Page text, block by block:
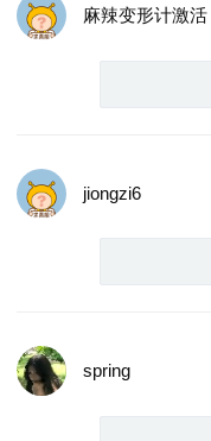
麻辣变形计激活
jiongzi6
spring